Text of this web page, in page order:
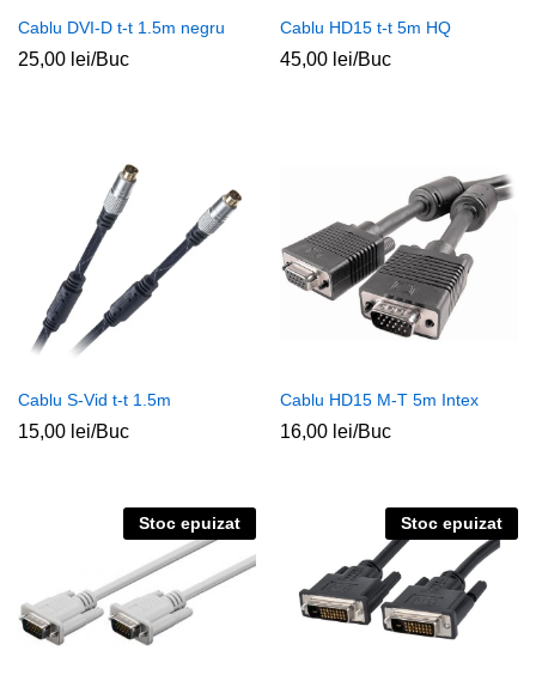
Cablu DVI-D t-t 1.5m negru
25,00 lei/Buc
Cablu HD15 t-t 5m HQ
45,00 lei/Buc
Cablu S-Vid t-t 1.5m
15,00 lei/Buc
Cablu HD15 M-T 5m Intex
16,00 lei/Buc
Stoc epuizat Stoc epuizat